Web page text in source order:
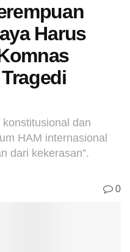
Harus
dan
HAM internasional
dari kekerasan”.
0